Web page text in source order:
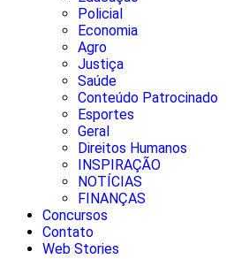
Policial
Economia
Agro
Justiça
Saúde
Conteúdo Patrocinado
Esportes
Geral
Direitos Humanos
INSPIRAÇÃO
NOTÍCIAS
FINANÇAS
Concursos
Contato
Web Stories